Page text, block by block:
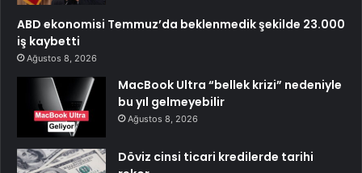
ABD ekonomisi Temmuz’da beklenmedik şekilde 23.000
iş kaybetti
Ağustos 8, 2026
MacBook Ultra “bellek krizi” nedeniyle
bu yıl gelmeyebilir
Ağustos 8, 2026
Döviz cinsi ticari kredilerde tarihi